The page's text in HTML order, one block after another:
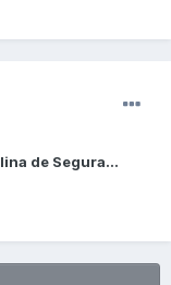
de Segura...